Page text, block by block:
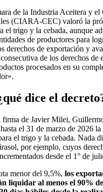
de la Industria Aceitera y el
(CIARA-CEC) valoró la
el trigo y la cebada, aunque
de productores para
derechos de exportación y
de los derechos de
procesados en su
dice el
firma de Javier Milei,
el 31 de marzo de 2026 la
el trigo y la cebada. Nada
por ejemplo, cuyos
desde el 1° de
menor del 9,5%, los
liquidar al menos el 90%